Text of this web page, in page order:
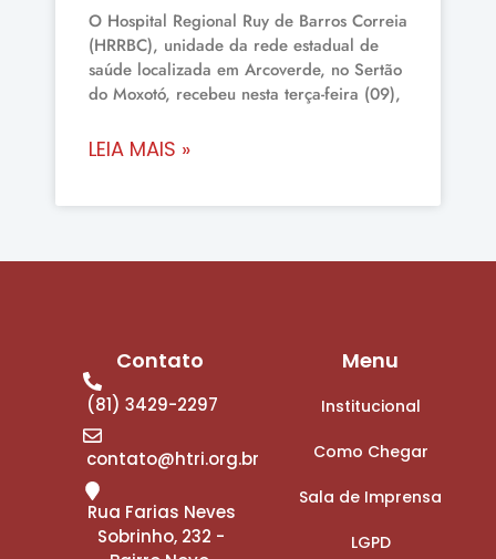
O Hospital Regional Ruy de Barros Correia
(HRRBC), unidade da rede estadual de
saúde localizada em Arcoverde, no Sertão
do Moxotó, recebeu nesta terça-feira (09),
LEIA MAIS »
Contato
(81) 3429-2297
contato@htri.org.br
Rua Farias Neves
Sobrinho, 232 -
Menu
Institucional
Como Chegar
Sala de Imprensa
LGPD